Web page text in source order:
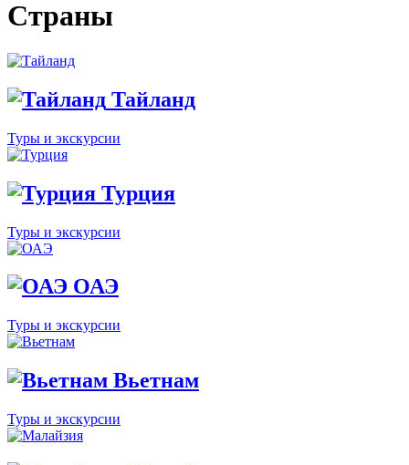
Страны
Тайланд
Туры и экскурсии
Турция
Туры и экскурсии
ОАЭ
Туры и экскурсии
Вьетнам
Туры и экскурсии